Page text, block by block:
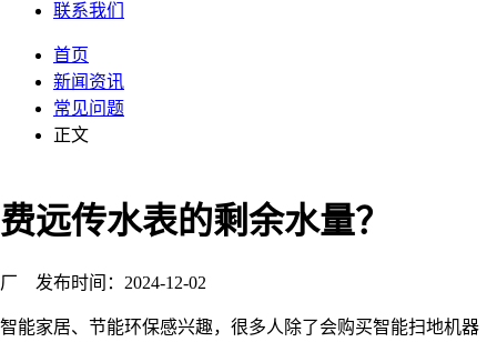
联系我们
首页
新闻资讯
常见问题
正文
远传水表的剩余水量？
发布时间：2024-12-02
家居、节能环保感兴趣，很多人除了会购买智能扫地机器